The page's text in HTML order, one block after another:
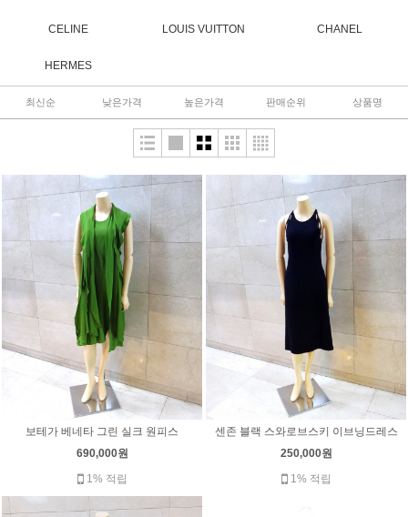
CELINE LOUIS VUITTON CHANEL
HERMES
최신순 낮은가격 높은가격 판매순위 상품명
보테가 베네타 그린 실크 원피스
690,000원
1% 적립
센존 블랙 스와로브스키 이브닝드레스
250,000원
1% 적립